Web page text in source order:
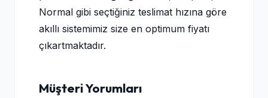
Normal gibi seçtiğiniz teslimat hızına göre
akıllı sistemimiz size en optimum fiyatı
çıkartmaktadır.
Müşteri Yorumları